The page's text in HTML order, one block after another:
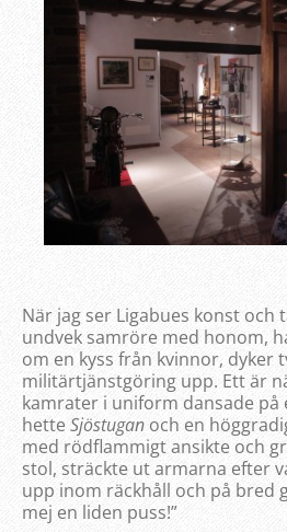
När jag ser Ligabues konst och
undvek samröre med honom,
om en kyss från kvinnor, dyker
militärtjänstgöring upp. Ett är
kamrater i uniform dansade på
hette Sjöstugan och en
med rödflammigt ansikte och
stol, sträckte ut armarna efter
upp inom räckhåll och på bred
mej en liden puss!”